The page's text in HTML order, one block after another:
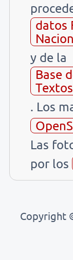
datos
y de la
Base
. Los
Las
por los
Copyright